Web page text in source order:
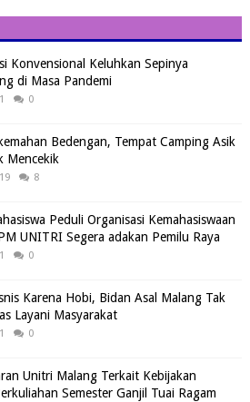
Konvensional Keluhkan Sepinya
di Masa Pandemi
0
Bedengan, Tempat Camping Asik
Mencekik
8
Peduli Organisasi Kemahasiswaan
UNITRI Segera adakan Pemilu Raya
0
Karena Hobi, Bidan Asal Malang Tak
Layani Masyarakat
0
Unitri Malang Terkait Kebijakan
Semester Ganjil Tuai Ragam